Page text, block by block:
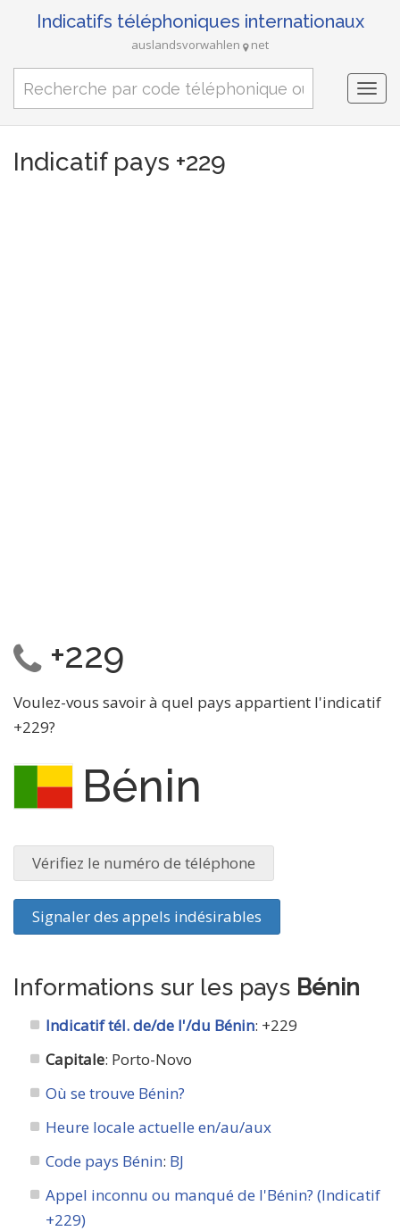
Indicatifs téléphoniques internationaux
auslandsvorwahlen net
Indicatif pays +229
+229
Voulez-vous savoir à quel pays appartient l'indicatif
+229?
Bénin
Vérifiez le numéro de téléphone
Signaler des appels indésirables
Informations sur les pays Bénin
Indicatif tél. de/de l'/du Bénin: +229
Capitale: Porto-Novo
Où se trouve Bénin?
Heure locale actuelle en/au/aux
Code pays Bénin: BJ
Appel inconnu ou manqué de l'Bénin? (Indicatif
+229)